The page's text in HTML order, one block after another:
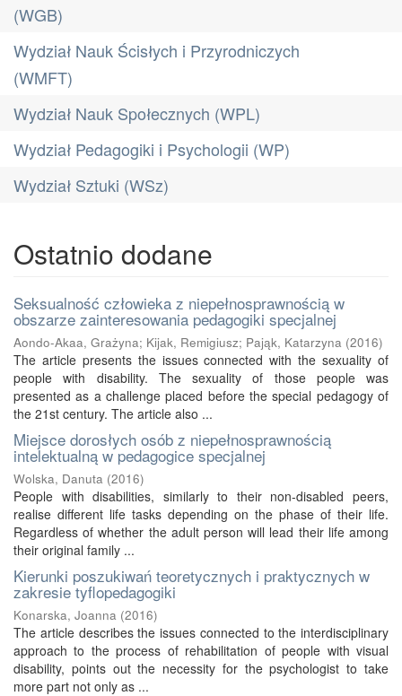
(WGB)
Wydział Nauk Ścisłych i Przyrodniczych
(WMFT)
Wydział Nauk Społecznych (WPL)
Wydział Pedagogiki i Psychologii (WP)
Wydział Sztuki (WSz)
Ostatnio dodane
Seksualność człowieka z niepełnosprawnością w
obszarze zainteresowania pedagogiki specjalnej
Aondo-Akaa, Grażyna; Kijak, Remigiusz; Pająk, Katarzyna (2016)
The article presents the issues connected with the sexuality of
people with disability. The sexuality of those people was
presented as a challenge placed before the special pedagogy of
the 21st century. The article also ...
Miejsce dorosłych osób z niepełnosprawnością
intelektualną w pedagogice specjalnej
Wolska, Danuta (2016)
People with disabilities, similarly to their non-disabled peers,
realise different life tasks depending on the phase of their life.
Regardless of whether the adult person will lead their life among
their original family ...
Kierunki poszukiwań teoretycznych i praktycznych w
zakresie tyflopedagogiki
Konarska, Joanna (2016)
The article describes the issues connected to the interdisciplinary
approach to the process of rehabilitation of people with visual
disability, points out the necessity for the psychologist to take
more part not only as ...